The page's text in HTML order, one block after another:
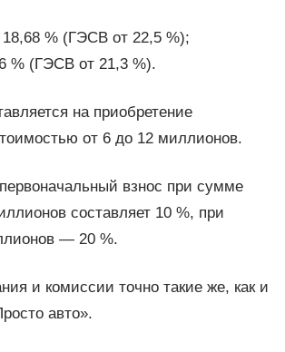
18,68 % (ГЭСВ от 22,5 %);
% (ГЭСВ от 21,3 %).
на приобретение
от 6 до 12 миллионов.
взнос при сумме
составляет 10 %, при
— 20 %.
и комиссии точно такие же, как и
авто».